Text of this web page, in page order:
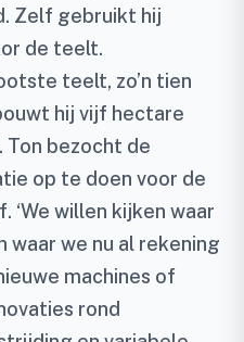
Zelf gebruikt hij
de teelt.
teelt, zo’n tien
hij vijf hectare
Ton bezocht de
op te doen voor de
‘We willen kijken waar
we nu al rekening
machines of
rond